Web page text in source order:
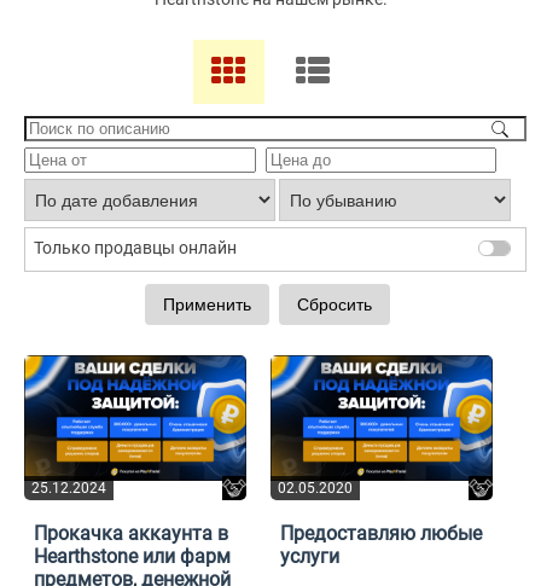
Только продавцы онлайн
25.12.2024
Прокачка аккаунта в
Hearthstone или фарм
предметов, денежной
02.05.2020
Предоставляю любые
услуги